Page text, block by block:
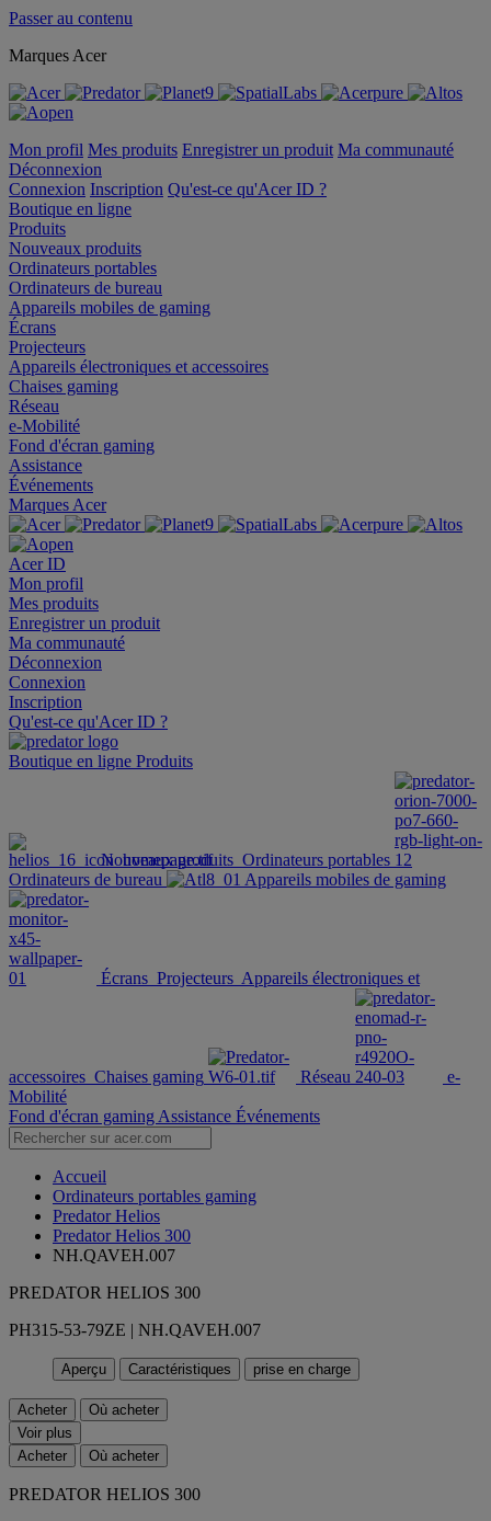
Passer au contenu
Marques Acer
Mon profil Mes produits Enregistrer un produit Ma communauté
Déconnexion
Connexion Inscription Qu'est-ce qu'Acer ID ?
Boutique en ligne
Produits
Nouveaux produits
Ordinateurs portables
Ordinateurs de bureau
Appareils mobiles de gaming
Écrans
Projecteurs
Appareils électroniques et accessoires
Chaises gaming
Réseau
e-Mobilité
Fond d'écran gaming
Assistance
Événements
Marques Acer
Acer ID
Mon profil
Mes produits
Enregistrer un produit
Ma communauté
Déconnexion
Connexion
Inscription
Qu'est-ce qu'Acer ID ?
Boutique en ligne Produits
Nouveaux produits Ordinateurs portables
Ordinateurs de bureau
Appareils mobiles de gaming
Écrans Projecteurs Appareils électroniques et
accessoires Chaises gaming Réseau
e-
Mobilité
Fond d'écran gaming Assistance Événements
Accueil
Ordinateurs portables gaming
Predator Helios
Predator Helios 300
NH.QAVEH.007
PREDATOR HELIOS 300
PH315-53-79ZE | NH.QAVEH.007
Aperçu Caractéristiques prise en charge
Acheter
Où acheter
Voir plus
Acheter
Où acheter
PREDATOR HELIOS 300